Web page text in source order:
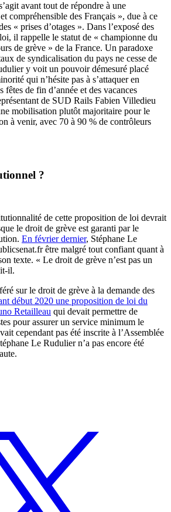
avant tout de répondre à une
compréhensible des Français », due à ce
« prises d’otages ». Dans l’exposé des
il rappelle le statut de « championne du
de grève » de la France. Un paradoxe
de syndicalisation du pays ne cesse de
y voit un pouvoir démesuré placé
qui n’hésite pas à s’attaquer en
fêtes de fin d’année et des vacances
de SUD Rails Fabien Villedieu
mobilisation plutôt majoritaire pour le
à venir, avec 70 à 90 % de contrôleurs
?
de cette proposition de loi devrait
le droit de grève est garanti par le
En février dernier, Stéphane Le
être malgré tout confiant quant à
texte. « Le droit de grève n’est pas un
il.
sur le droit de grève à la demande des
début 2020 une proposition de loi du
Retailleau qui devait permettre de
pour assurer un service minimum le
cependant pas été inscrite à l’Assemblée
Le Rudulier n’a pas encore été